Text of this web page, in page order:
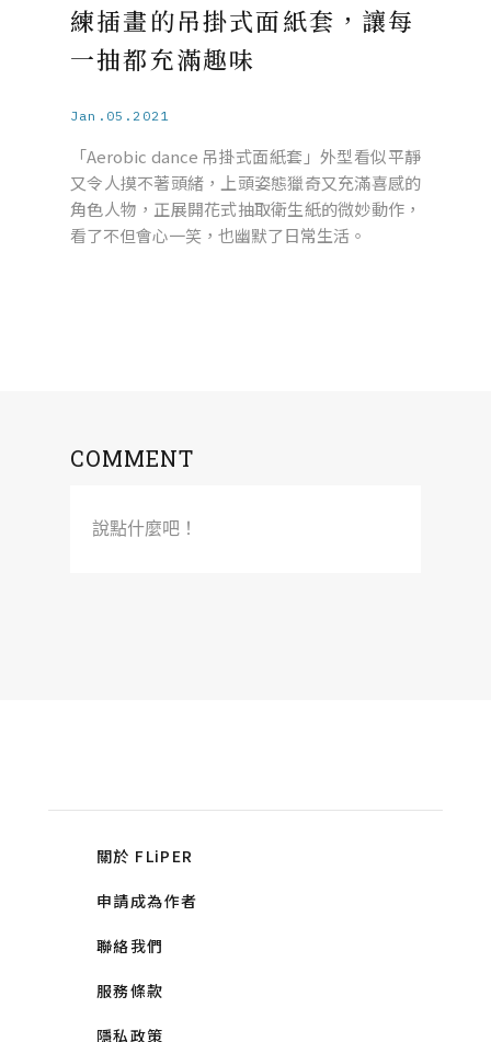
練插畫的吊掛式面紙套，讓每
一抽都充滿趣味
Jan.05.2021
「Aerobic dance 吊掛式面紙套」外型看似平靜
又令人摸不著頭緒，上頭姿態獵奇又充滿喜感的
角色人物，正展開花式抽取衛生紙的微妙動作，
看了不但會心一笑，也幽默了日常生活。
COMMENT
說點什麼吧！
關於 FLiPER
申請成為作者
聯絡我們
服務條款
隱私政策